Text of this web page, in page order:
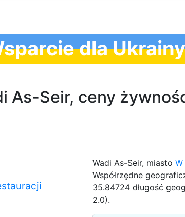
dla Ukrainy
As-Seir, ceny
Wadi As-Seir, miasto
Współrzędne
35.84724 długość
2.0).